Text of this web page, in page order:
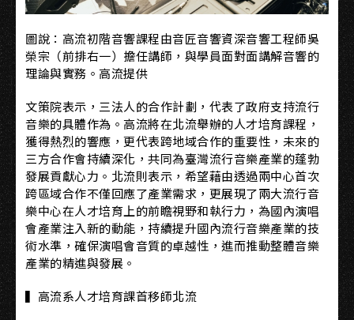
圖說：高流初階音響課程由音匠音響資深音響工程師吳
榮宗（前排右一）擔任講師，與學員面對面講解音響的
理論與實務。高流提供
文策院表示，三法人的合作計劃，代表了政府支持流行
音樂的具體作為。高流將在北流舉辦的人才培育課程，
獲得熱烈的響應，更代表跨地域合作的重要性，未來的
三方合作會持續深化，共同為臺灣流行音樂產業的蓬勃
發展貢獻心力。北流則表示，希望藉由透過兩中心首次
跨區域合作不僅回應了產業需求，更展現了兩大流行音
樂中心在人才培育上的前瞻視野和執行力，為國內演唱
會產業注入新的動能，持續提升國內流行音樂產業的技
術水準，確保演唱會音質的卓越性，進而推動整體音樂
產業的精進與發展。
▍高流系人才培育課首移師北流